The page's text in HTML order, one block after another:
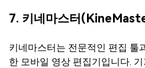
7. 키네마스터
키네마스터는 전문적인 편집 툴
한 모바일 영상 편집기입니다.